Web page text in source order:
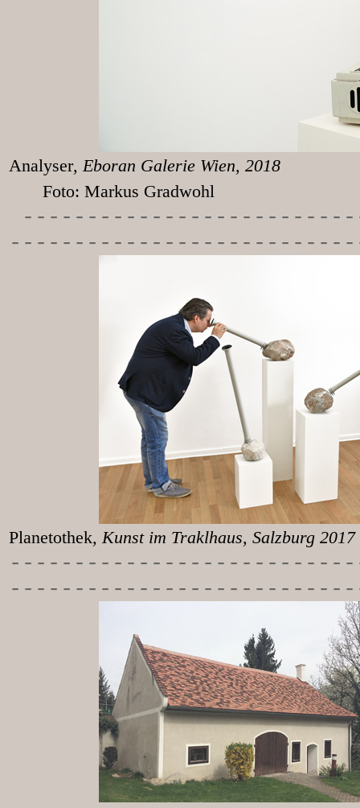
Analyser,
Foto: Markus Gradwohl
-----------
Planetothek, Kunst im
-----------